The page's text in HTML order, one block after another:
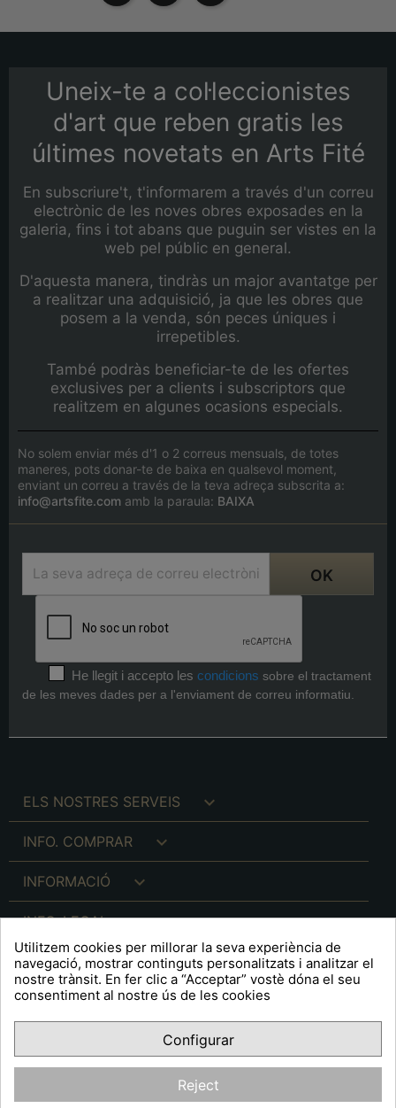
Uneix-te a col·leccionistes
d'art que reben gratis les
últimes novetats en Arts Fité
En subscriure't, t'informarem a través d'un correu
electrònic de les noves obres exposades en la
galeria, fins i tot abans que puguin ser vistes en la
web pel públic en general.
D'aquesta manera, tindràs un major avantatge per
a realitzar una adquisició, ja que les obres que
posem a la venda, són peces úniques i
irrepetibles.
També podràs beneficiar-te de les ofertes
exclusives per a clients i subscriptors que
realitzem en algunes ocasions especials.
No solem enviar més d'1 o 2 correus mensuals, de totes
maneres, pots donar-te de baixa en qualsevol moment,
enviant un correu a través de la teva adreça subscrita a:
info@artsfite.com amb la paraula: BAIXA
He llegit i accepto les condicions sobre el tractament
de les meves dades per a l'enviament de correu informatiu.
ELS NOSTRES SERVEIS 
INFO. COMPRAR 
INFORMACIÓ 
INFO. LEGAL 
A R T S F I T É
FacebookYouTubePinterest
OPINIONS CLIENTS
Utilitzem cookies per millorar la seva experiència de
navegació, mostrar continguts personalitzats i analitzar el
nostre trànsit. En fer clic a “Acceptar” vostè dóna el seu
consentiment al nostre ús de les cookies
Configurar
Reject